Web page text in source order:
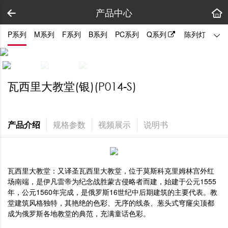
产品中心
P系列 M系列 F系列 B系列 PC系列 Q系列 陈列灯 拼
瓦西里大教堂(银)(P014-S)
产品介绍 规格参数 视频展示 说明书
瓦西里大教堂：又译圣瓦西里大教堂，位于莫斯科克里姆林宫外红
场南端，是伊凡雷帝为纪念战胜蒙古侵略者而建，始建于公元1555
年，公元1560年完成，是俄罗斯16世纪中后期建筑的主要代表。教
堂建筑风格独特，其艳绝的色彩、无序的线条、葱头式穹窿尖顶都
成为俄罗斯各地教堂的典范，充满童话色彩。